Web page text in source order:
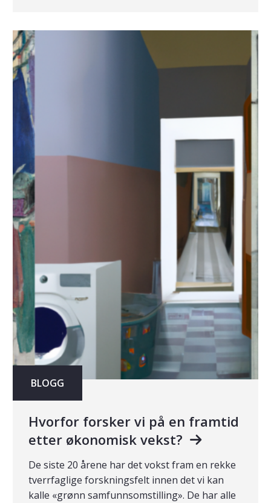
BLOGG
Hvorfor forsker vi på en framtid
etter økonomisk vekst?
De siste 20 årene har det vokst fram en rekke
tverrfaglige forskningsfelt innen det vi kan
kalle «grønn samfunnsomstilling». De har alle